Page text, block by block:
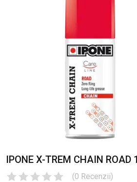
IPONE X-TREM CHAIN ROAD
(0 Recenzii)